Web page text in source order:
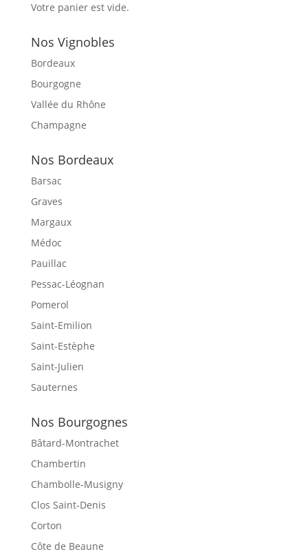
Votre panier est vide.
Nos Vignobles
Bordeaux
Bourgogne
Vallée du Rhône
Champagne
Nos Bordeaux
Barsac
Graves
Margaux
Médoc
Pauillac
Pessac-Léognan
Pomerol
Saint-Emilion
Saint-Estèphe
Saint-Julien
Sauternes
Nos Bourgognes
Bâtard-Montrachet
Chambertin
Chambolle-Musigny
Clos Saint-Denis
Corton
Côte de Beaune